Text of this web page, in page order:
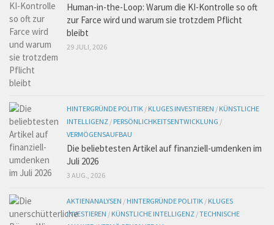
Human-in-the-Loop: Warum die KI-Kontrolle so oft
zur Farce wird und warum sie trotzdem Pflicht
bleibt
29 JULI, 2026
HINTERGRÜNDE POLITIK / KLUGES INVESTIEREN / KÜNSTLICHE
INTELLIGENZ / PERSÖNLICHKEITSENTWICKLUNG /
VERMÖGENSAUFBAU
Die beliebtesten Artikel auf finanziell-umdenken im
Juli 2026
3 AUG., 2026
AKTIENANALYSEN / HINTERGRÜNDE POLITIK / KLUGES
INVESTIEREN / KÜNSTLICHE INTELLIGENZ /TECHNISCHE